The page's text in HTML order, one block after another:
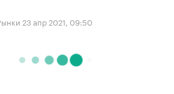
23 апр 2021, 09:50